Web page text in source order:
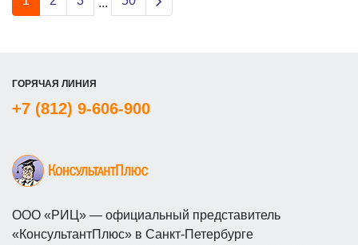
...
ГОРЯЧАЯ ЛИНИЯ
+7 (812) 9-606-900
ООО «РИЦ» — официальный представитель
«КонсультантПлюс» в Санкт-Петербурге